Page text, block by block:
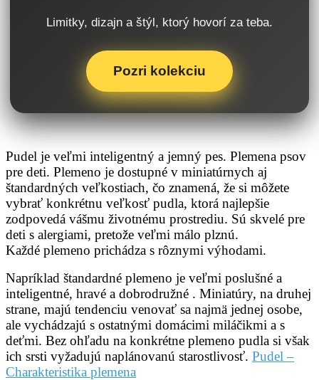
Limitky, dizajn a štýl, ktorý hovorí za teba.
Pozri kolekciu
Pudel je veľmi inteligentný a jemný pes. Plemena psov
pre deti. Plemeno je dostupné v miniatúrnych aj
štandardných veľkostiach, čo znamená, že si môžete
vybrať konkrétnu veľkosť pudla, ktorá najlepšie
zodpovedá vášmu životnému prostrediu. Sú skvelé pre
deti s alergiami, pretože veľmi málo plznú.
Každé plemeno prichádza s rôznymi výhodami.
Napríklad štandardné plemeno je veľmi poslušné a
inteligentné, hravé a dobrodružné . Miniatúry, na druhej
strane, majú tendenciu venovať sa najmä jednej osobe,
ale vychádzajú s ostatnými domácimi miláčikmi a s
deťmi. Bez ohľadu na konkrétne plemeno pudla si však
ich srsti vyžadujú naplánovanú starostlivosť. Pudel –
Charakteristika plemena